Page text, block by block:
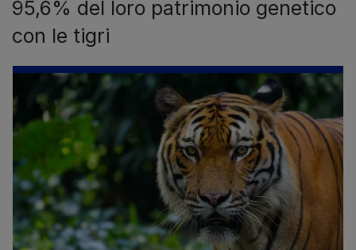
95,6% del loro patrimonio genetico
con le tigri